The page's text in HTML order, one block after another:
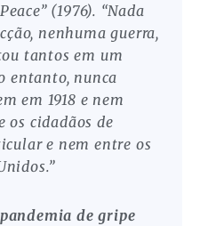
(1976). “Nada
nenhuma guerra,
tantos em um
entanto, nunca
em 1918 e nem
os cidadãos de
e nem entre os
de gripe